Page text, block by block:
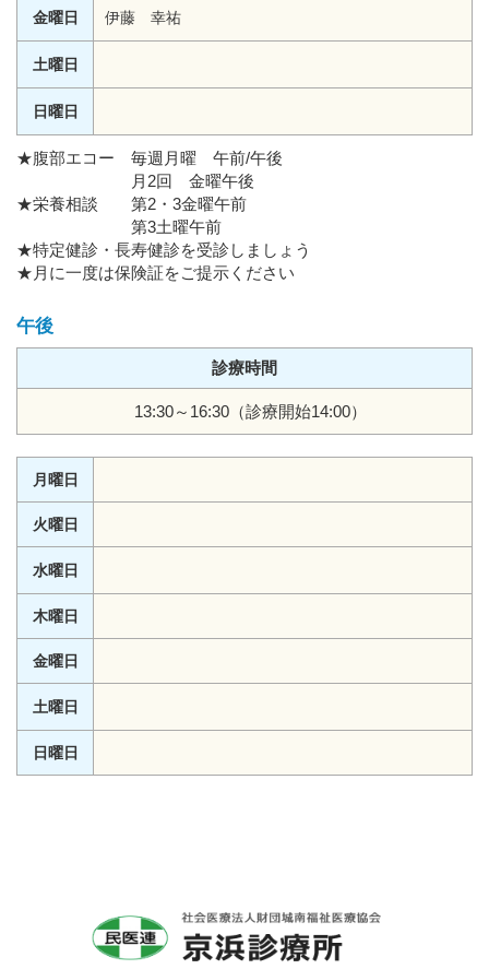
金曜日 伊藤 幸祐
土曜日
日曜日
★腹部エコー 毎週月曜 午前/午後
月2回 金曜午後
★栄養相談 第2・3金曜午前
第3土曜午前
★特定健診・長寿健診を受診しましょう
★月に一度は保険証をご提示ください
午後
診療時間
13:30～16:30（診療開始14:00）
月曜日
火曜日
水曜日
木曜日
金曜日
土曜日
日曜日